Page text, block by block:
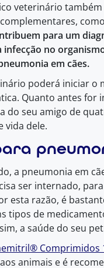
veterinário
para um
no
em cães.
poderá iniciar o
Quanto antes for
do seu amigo de
vida dele.
a pneumonia em
ser internado,
esta razão, é
tipos de
a saúde do seu
Comprimidos
animais e é